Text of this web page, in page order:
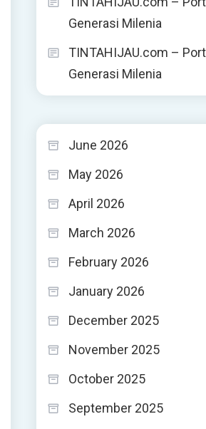
Generasi Milenia
TINTAHIJAU.com –
Generasi Milenia
June 2026
May 2026
April 2026
March 2026
February 2026
January 2026
December 2025
November 2025
October 2025
September 2025